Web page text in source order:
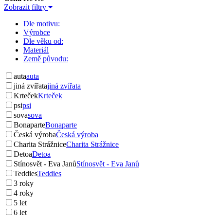
Zobrazit filtry
Dle motivu:
Výrobce
Dle věku od:
Materiál
Země původu:
autaauta
jiná zvířatajiná zvířata
KrtečekKrteček
psipsi
sovasova
BonaparteBonaparte
Česká výrobaČeská výroba
Charita StrážniceCharita Strážnice
DetoaDetoa
Stínosvět - Eva JanůStínosvět - Eva Janů
TeddiesTeddies
3 roky
4 roky
5 let
6 let